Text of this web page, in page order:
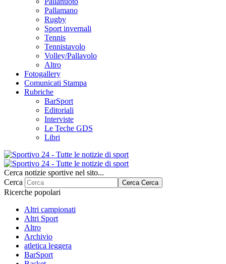
Pallamano
Rugby
Sport invernali
Tennis
Tennistavolo
Volley/Pallavolo
Altro
Fotogallery
Comunicati Stampa
Rubriche
BarSport
Editoriali
Interviste
Le Teche GDS
Libri
Cerca notizie sportive nel sito...
Cerca
Cerca Cerca
Ricerche popolari
Altri campionati
Altri Sport
Altro
Archivio
atletica leggera
BarSport